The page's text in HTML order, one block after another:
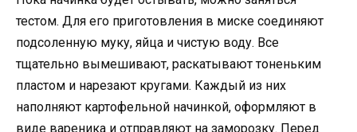
тестом. Для его приготовления в миске соединяют
подсоленную муку, яйца и чистую воду. Все
тщательно вымешивают, раскатывают тоненьким
пластом и нарезают кругами. Каждый из них
наполняют картофельной начинкой, оформляют в
виде вареника и отправляют на заморозку. Перед